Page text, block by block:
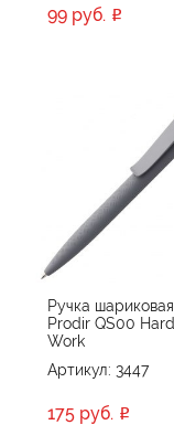
99 руб.
Ручка шариковая
Prodir QS00 Hard
Work
Артикул: 3447
175 руб.